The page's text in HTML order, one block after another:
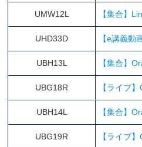
UMW12L 【集合】
UHD33D 【e講義
UBH13L 【集合】
UBG18R 【ライブ
UBH14L 【集合】
UBG19R 【ライブ